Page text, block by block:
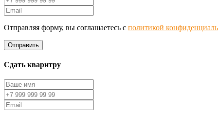
Отправляя форму, вы соглашаетесь с политикой
Отправить
Сдать кваритру